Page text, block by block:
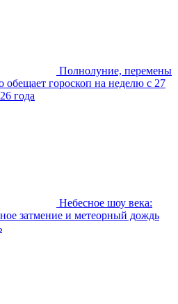
Полнолуние, перемены
обещает гороскоп на неделю с 27
года
Небесное шоу века:
затмение и метеорный дождь